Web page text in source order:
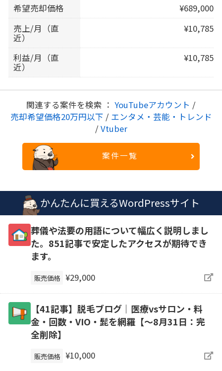
希望売却価格
¥689,000
売上/月（直
近）
¥10,785
利益/月（直
近）
¥10,785
関連する案件を検索 ： YouTubeアカウント /
売却希望価格20万円以下 / エンタメ・芸能・トレンド
/ Vtuber
案件一覧
かんたんに買えるWordPressサイト
葬儀や法要の用語について幅広く説明しまし
た。851記事で安定したアクセスが期待でき
ます。
販売価格 ¥29,000
【41記事】脱毛ブログ｜医療vsサロン・料
金・回数・VIO・髭を網羅【～8月31日：完
全削除】
販売価格 ¥10,000